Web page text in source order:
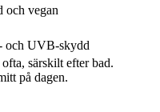
och vegan
och UVB-skydd
särskilt efter bad.
på dagen.